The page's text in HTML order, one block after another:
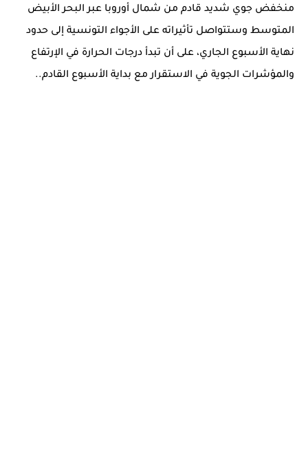
منخفض جوي شديد قادم من شمال أوروبا عبر البحر الأبيض
المتوسط وستتواصل تأثيراته على الأجواء التونسية إلى حدود
نهاية الأسبوع الجاري، على أن تبدأ درجات الحرارة في الإرتفاع
والمؤشرات الجوية في الاستقرار مع بداية الأسبوع القادم..